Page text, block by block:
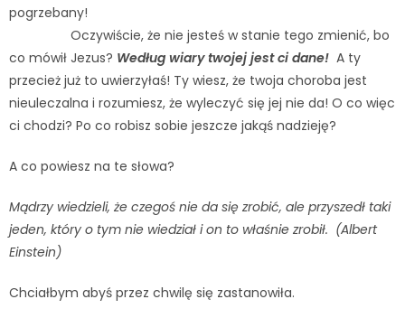
pogrzebany!
Oczywiście, że nie jesteś w stanie tego zmienić, bo
co mówił Jezus? Według wiary twojej jest ci dane! A ty
przecież już to uwierzyłaś! Ty wiesz, że twoja choroba jest
nieuleczalna i rozumiesz, że wyleczyć się jej nie da! O co więc
ci chodzi? Po co robisz sobie jeszcze jakąś nadzieję?
A co powiesz na te słowa?
Mądrzy wiedzieli, że czegoś nie da się zrobić, ale przyszedł taki
jeden, który o tym nie wiedział i on to właśnie zrobił. (Albert
Einstein)
Chciałbym abyś przez chwilę się zastanowiła.